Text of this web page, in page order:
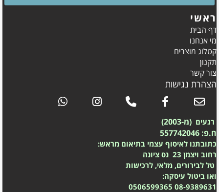
ראשי
דף הבית
מי אנחנו
קטלוג מוצרים
תקנון
צור קשר
הצהרת נגישות
רגעים (מ-2003)
ח.פ: 557742046
כתובתנו לאיסוף עצמי בתיאום מראש:
רחוב ויצמן 23 נס ציונה
טל לבירורים, מלאי, לרכישות
ואו ביטול עיסקה:
08-9389631
0506599365